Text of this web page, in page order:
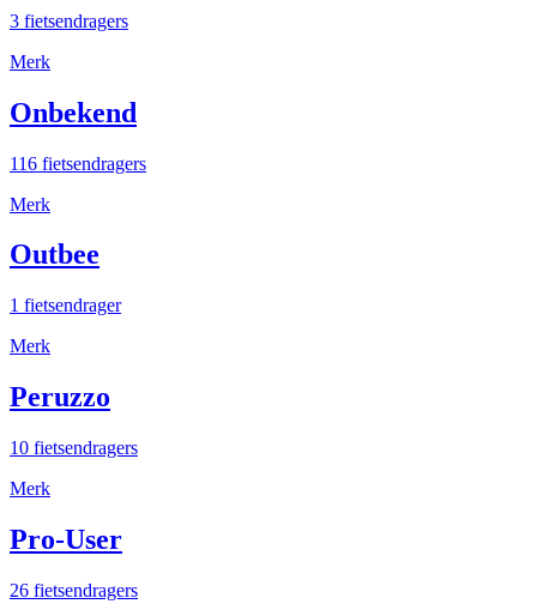
3 fietsendragers
Merk
Onbekend
116 fietsendragers
Merk
Outbee
1 fietsendrager
Merk
Peruzzo
10 fietsendragers
Merk
Pro-User
26 fietsendragers